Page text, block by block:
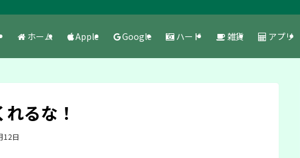
ホーム Apple Google ハード 雑貨 アプリ
るな！
12日